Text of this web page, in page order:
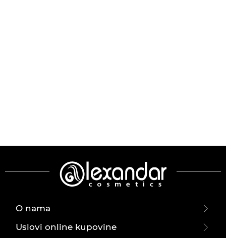
O nama
Uslovi online kupovine